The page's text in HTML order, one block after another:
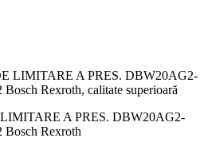
A PRES. DBW20AG2-
Rexroth